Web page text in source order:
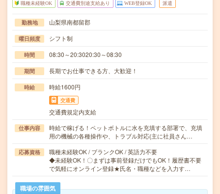
職種未経験OK 交通費別途支給あり WEB登録OK 派遣
勤務地 山梨県南都留郡
曜日頻度 シフト制
時間 08:30～20:3020:30～08:30
期間 長期でお仕事できる方、大歓迎！
時給 時給1600円
交通費
交通費規定内支給
仕事内容
時給で稼げる！ペットボトルに水を充填する部署で、充填
用の機械の各種操作や、トラブル対応(主に社員さん…
応募資格
職種未経験OK / ブランクOK / 英語力不要
◆未経験OK！〇まずは事前登録だけでもOK！履歴書不要
で気軽にオンライン登録★氏名・職種などを入力す…
職場の雰囲気